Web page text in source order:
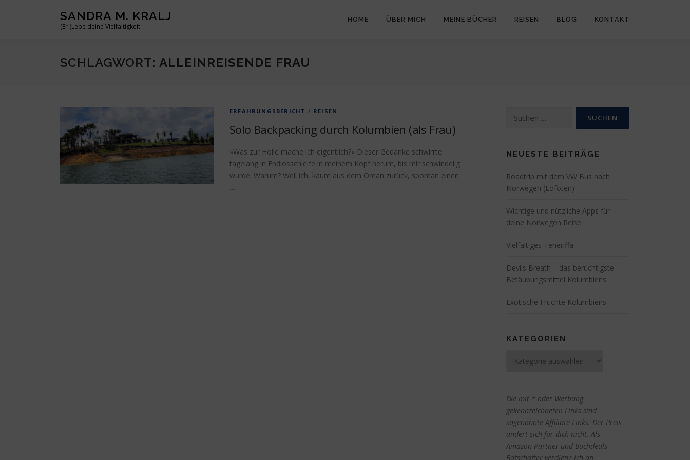
SANDRA M. KRALJ
(Er-)Lebe deine Vielfältigkeit
HOME ÜBER MICH MEINE BÜCHER REISEN BLOG KONTAKT
SCHLAGWORT: ALLEINREISENDE FRAU
ERFAHRUNGSBERICHT / REISEN
Solo Backpacking durch Kolumbien (als Frau)
»Was zur Hölle mache ich eigentlich?« Dieser Gedanke schwirrte
tagelang in Endlosschleife in meinem Kopf herum, bis mir schwindelig
wurde. Warum? Weil ich, kaum aus dem Oman zurück, spontan einen
…
nach:
NEUESTE BEITRÄGE
Roadtrip mit dem VW Bus nach
Norwegen (Lofoten)
Wichtige und nützliche Apps für
deine Norwegen Reise
Vielfältiges Teneriffa
Devils Breath – das berüchtigste
Betäubungsmittel Kolumbiens
Exotische Früchte Kolumbiens
KATEGORIEN
Die mit * oder Werbung
gekennzeichneten Links sind
sogenannte Affiliate Links. Der Preis
ändert sich für dich nicht. Als
Amazon-Partner und Buchdeals
Botschafter verdiene ich an